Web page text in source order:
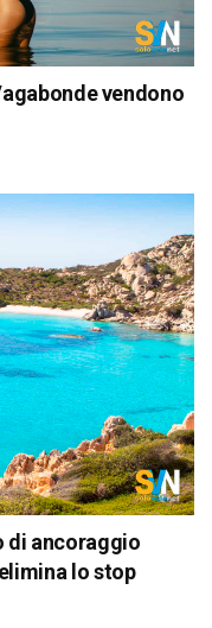
vendono
di ancoraggio
lo stop